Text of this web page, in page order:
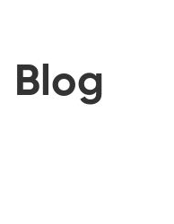
Blog